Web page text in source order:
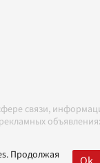
связи,
Продолжая